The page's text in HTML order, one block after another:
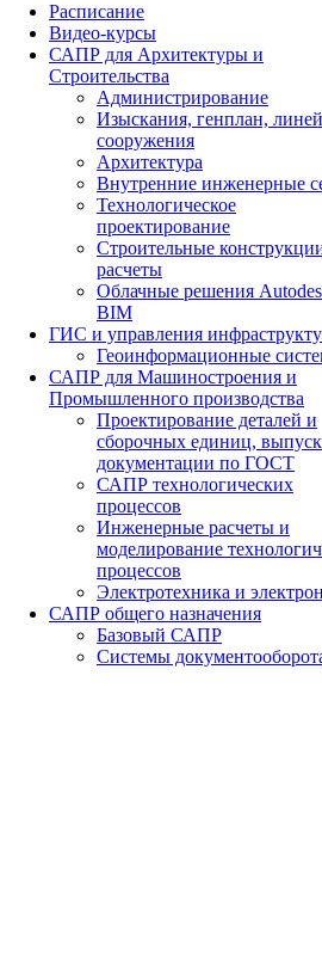
Расписание
Видео-курсы
САПР для Архитектуры и
Строительства
Администрирование
Изыскания, генплан,
сооружения
Архитектура
Внутренние инженерные
Технологическое
проектирование
Строительные
расчеты
Облачные решения
BIM
ГИС и управления
Геоинформационные
САПР для Машиностроения и
Промышленного производства
Проектирование деталей и
сборочных единиц, выпуск
документации по ГОСТ
САПР технологических
процессов
Инженерные расчеты и
моделирование
процессов
Электротехника и
САПР общего назначения
Базовый САПР
Системы